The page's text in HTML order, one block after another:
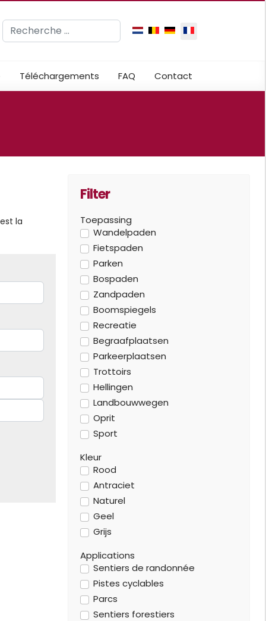
Rechercher Sélectionnez votre langue
Téléchargements FAQ Contact
la
Filter
Toepassing
Wandelpaden
Fietspaden
Parken
Bospaden
Zandpaden
Boomspiegels
Recreatie
Begraafplaatsen
Parkeerplaatsen
Trottoirs
Hellingen
Landbouwwegen
Oprit
Sport
Kleur
Rood
Antraciet
Naturel
Geel
Grijs
Applications
Sentiers de randonnée
Pistes cyclables
Parcs
Sentiers forestiers